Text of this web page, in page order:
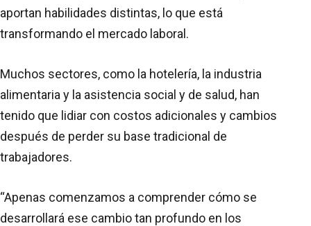
aportan habilidades distintas, lo que está
transformando el mercado laboral.
Muchos sectores, como la hotelería, la industria
alimentaria y la asistencia social y de salud, han
tenido que lidiar con costos adicionales y cambios
después de perder su base tradicional de
trabajadores.
“Apenas comenzamos a comprender cómo se
desarrollará ese cambio tan profundo en los